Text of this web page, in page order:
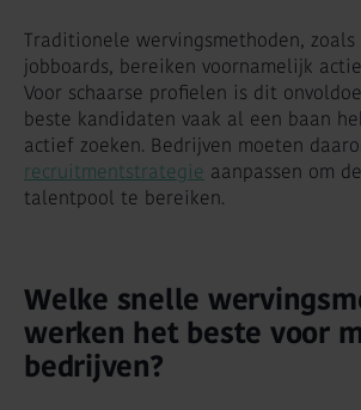
Traditionele wervingsmethoden,
jobboards, bereiken voornamelijk
Voor schaarse profielen is dit
beste kandidaten vaak al een baan
actief zoeken. Bedrijven moeten
recruitmentstrategie aanpassen om
talentpool te bereiken.
Welke snelle
werken het beste voor
bedrijven?